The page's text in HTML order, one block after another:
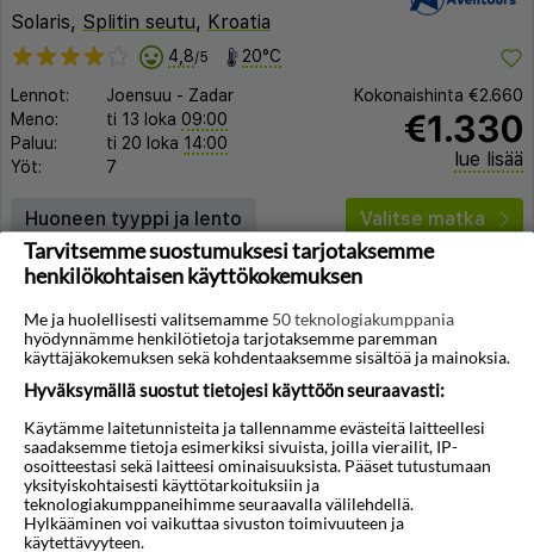
Solaris, Splitin seutu, Kroatia
4,8/5 20°C
Lennot: Joensuu - Zadar
Meno:
ti 13 loka 09:00
Paluu:
ti 20 loka 14:00
Yöt:
7
Kokonaishinta €2.660
€1.330
lue lisää
Huoneen tyyppi ja lento Valitse matka
◀︎
Tarvitsemme suostumuksesi tarjotaksemme
henkilökohtaisen käyttökokemuksen
Me ja huolellisesti valitsemamme 50 teknologiakumppania
hyödynnämme henkilötietoja tarjotaksemme paremman
käyttäjäkokemuksen sekä kohdentaaksemme sisältöä ja mainoksia.
Hyväksymällä suostut tietojesi käyttöön seuraavasti:
Käytämme laitetunnisteita ja tallennamme evästeitä laitteellesi
saadaksemme tietoja esimerkiksi sivuista, joilla vierailit, IP-
osoitteestasi sekä laitteesi ominaisuuksista. Pääset tutustumaan
yksityiskohtaisesti käyttötarkoituksiin ja
teknologiakumppaneihimme seuraavalla välilehdellä.
Hylkääminen voi vaikuttaa sivuston toimivuuteen ja
käytettävyyteen.